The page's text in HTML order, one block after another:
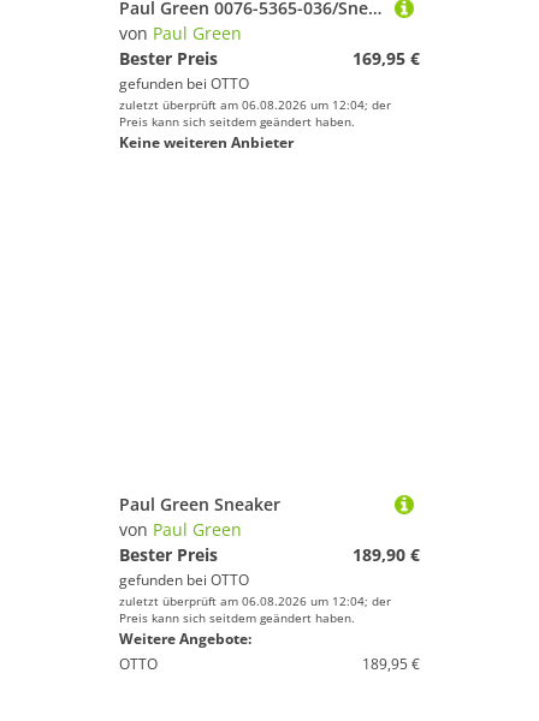
Paul Green 0076-5365-036/Sneaker Schnürschuh
von Paul Green
Bester Preis
169,95 €
gefunden bei OTTO
zuletzt überprüft am 06.08.2026 um 12:04; der
Preis kann sich seitdem geändert haben.
Keine weiteren Anbieter
Paul Green Sneaker
von Paul Green
Bester Preis
189,90 €
gefunden bei OTTO
zuletzt überprüft am 06.08.2026 um 12:04; der
Preis kann sich seitdem geändert haben.
Weitere Angebote:
OTTO
189,95 €